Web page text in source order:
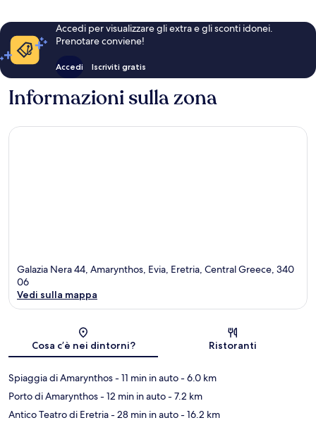
Accedi per visualizzare gli extra e gli sconti idonei.
Prenotare conviene!
Accedi Iscriviti gratis
Informazioni sulla zona
Galazia Nera 44, Amarynthos, Evia, Eretria, Central Greece, 340
06
Vedi sulla mappa
Cosa c’è nei dintorni? Ristoranti
Spiaggia di Amarynthos- 11 min in auto- 6.0 km
Porto di Amarynthos- 12 min in auto- 7.2 km
Antico Teatro di Eretria- 28 min in auto- 16.2 km